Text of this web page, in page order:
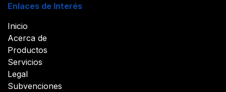
Enlaces de Interés
Inicio
Acerca de
Productos
Servicios
Legal
Subvenciones